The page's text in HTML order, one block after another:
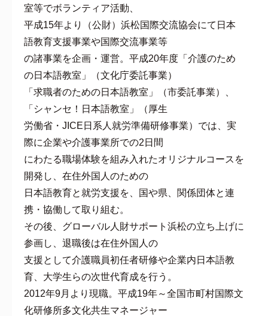
室等でボランティア活動、
平成15年より（公財）浜松国際交流協会にて日本
語教育支援事業や国際交流事業等
の諸事業を企画・運営。平成20年度「介護のため
の日本語教室」（文化庁委託事業）
「求職者のための日本語教室」（市委託事業）、
「シャンセ！日本語教室」（厚生
労働省・JICE日系人就労準備研修事業）では、実
際に企業や介護事業所での2日間
にわたる職場体験を組み入れたオリジナルコースを
開発し、在住外国人のための
日本語教育と就労支援を、国や県、関係団体と連
携・協働して取り組む。
その後、グローバル人財サポート浜松の立ち上げに
参画し、退職後は在住外国人の
支援として介護職員初任者研修や企業内日本語教
育、大学生らの次世代育成を行う。
2012年9月より現職。平成19年～全国市町村国際文
化研修所多文化共生マネージャー